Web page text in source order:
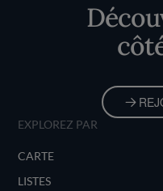
EXPLOREZ PAR
CARTE
LISTES